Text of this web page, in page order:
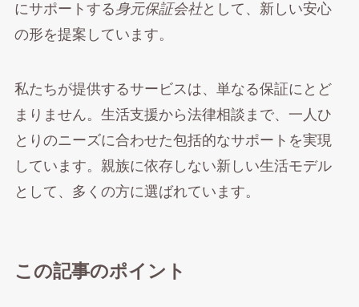
にサポートする身元保証会社として、新しい安心
の形を提案しています。
私たちが提供するサービスは、単なる保証にとど
まりません。生活支援から法律相談まで、一人ひ
とりのニーズに合わせた包括的なサポートを実現
しています。親族に依存しない新しい生活モデル
として、多くの方に選ばれています。
この記事のポイント